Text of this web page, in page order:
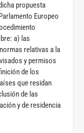
propuesta
Europeo
a) las
relativas a la
y permisos
de los
que residan
de las
y de residencia